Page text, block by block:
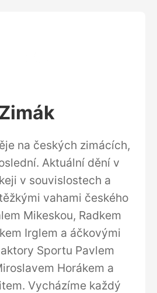
na českých zimácích,
Aktuální dění v
v souvislostech a
vahami českého
Mikeskou, Radkem
Irglem a áčkovými
Sportu Pavlem
Horákem a
Vycházíme každý